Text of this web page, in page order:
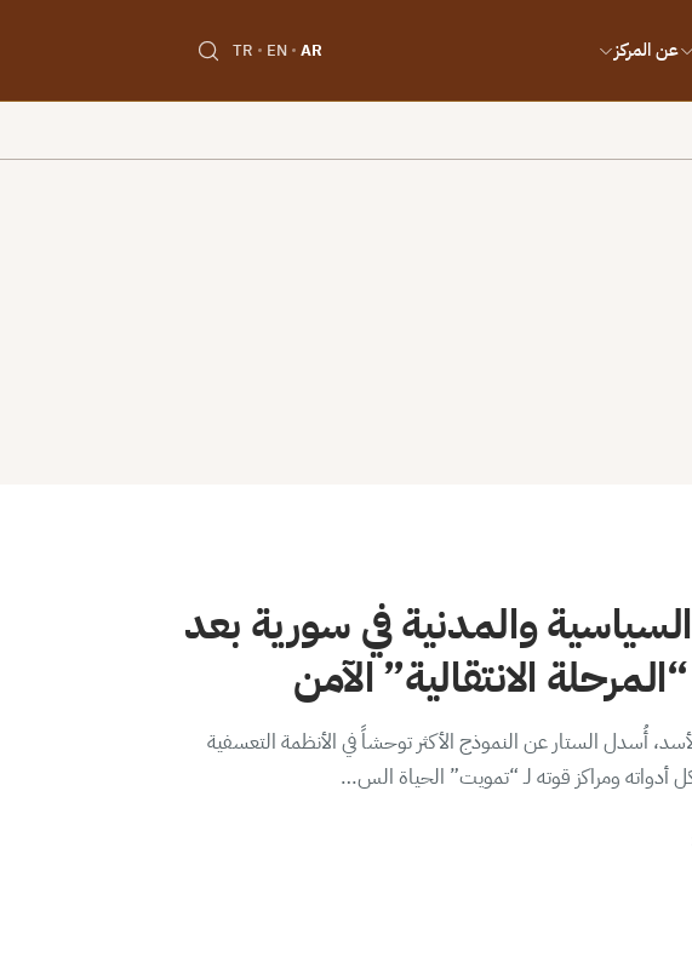
عن المركز AR
EN
TR
والمدنية في سورية بعد
الانتقالية” الآمن
أُسدل الستار عن النموذج الأكثر توحشاً في الأنظمة التعسفية
أدواته ومراكز قوته لـ “تمويت” الحياة الس…